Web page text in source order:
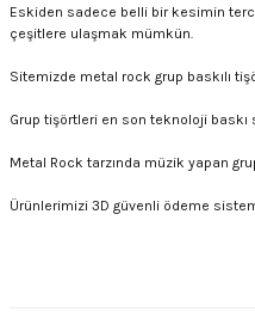
Eskiden sadece belli bir kesimin
çeşitlere ulaşmak mümkün.
Sitemizde metal rock grup baskılı
Grup tişörtleri en son teknoloji baskı
Metal Rock tarzında müzik yapan
Ürünlerimizi 3D güvenli ödeme